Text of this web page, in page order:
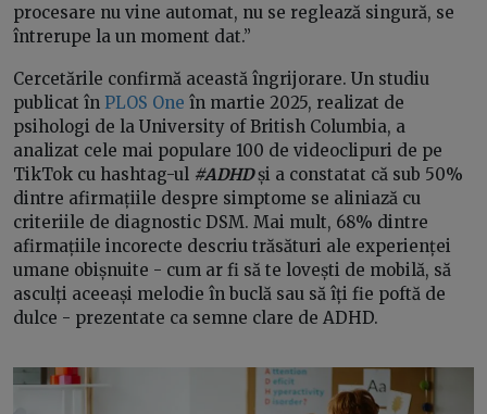
procesare nu vine automat, nu se reglează singură, se
întrerupe la un moment dat.”
Cercetările confirmă această îngrijorare. Un studiu
publicat în PLOS One în martie 2025, realizat de
psihologi de la University of British Columbia, a
analizat cele mai populare 100 de videoclipuri de pe
TikTok cu hashtag-ul #ADHDși a constatat că sub 50%
dintre afirmațiile despre simptome se aliniază cu
criteriile de diagnostic DSM. Mai mult, 68% dintre
afirmațiile incorecte descriu trăsături ale experienței
umane obișnuite - cum ar fi să te lovești de mobilă, să
asculți aceeași melodie în buclă sau să îți fie poftă de
dulce - prezentate ca semne clare de ADHD.